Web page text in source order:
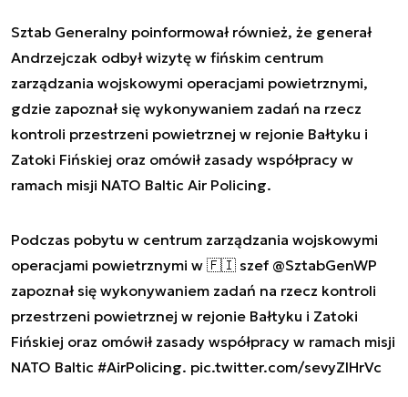
Sztab Generalny poinformował również, że generał
Andrzejczak odbył wizytę w fińskim centrum
zarządzania wojskowymi operacjami powietrznymi,
gdzie zapoznał się wykonywaniem zadań na rzecz
kontroli przestrzeni powietrznej w rejonie Bałtyku i
Zatoki Fińskiej oraz omówił zasady współpracy w
ramach misji NATO Baltic Air Policing.
Podczas pobytu w centrum zarządzania wojskowymi
operacjami powietrznymi w 🇫🇮 szef @SztabGenWP
zapoznał się wykonywaniem zadań na rzecz kontroli
przestrzeni powietrznej w rejonie Bałtyku i Zatoki
Fińskiej oraz omówił zasady współpracy w ramach misji
NATO Baltic #AirPolicing. pic.twitter.com/sevyZlHrVc